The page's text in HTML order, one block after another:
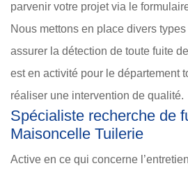
parvenir votre projet via le
Nous mettons en place divers
assurer la détection de toute fuite
est en activité pour le département
réaliser une intervention de qualité.
Spécialiste recherche de
Maisoncelle Tuilerie
Active en ce qui concerne